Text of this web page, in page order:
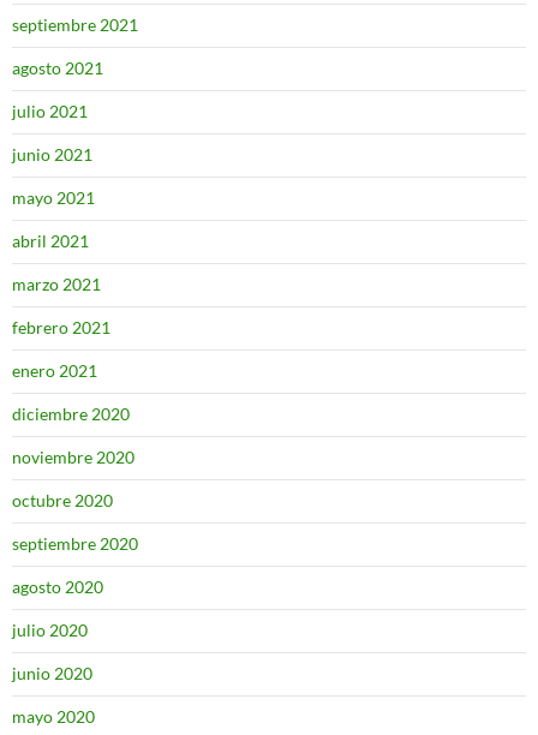
septiembre 2021
agosto 2021
julio 2021
junio 2021
mayo 2021
abril 2021
marzo 2021
febrero 2021
enero 2021
diciembre 2020
noviembre 2020
octubre 2020
septiembre 2020
agosto 2020
julio 2020
junio 2020
mayo 2020